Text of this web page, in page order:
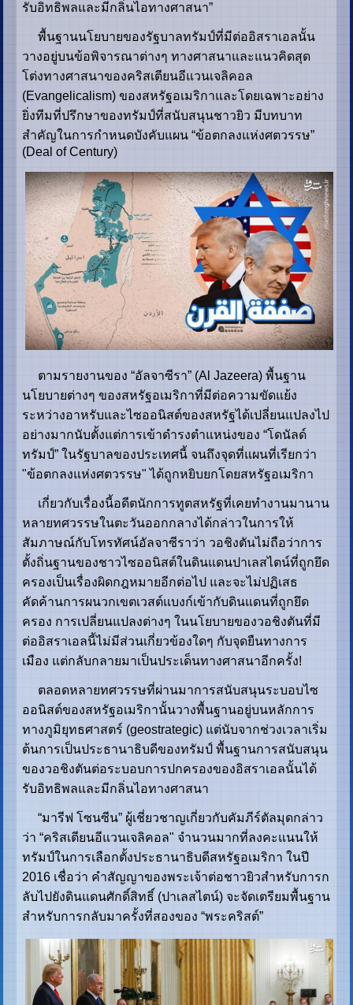
รับอิทธิพลและมีกลิ่นไอทางศาสนา”
พื้นฐานนโยบายของรัฐบาลทรัมป์ที่มีต่ออิสราเอลนั้น
วางอยู่บนข้อพิจารณาต่างๆ ทางศาสนาและแนวคิดสุด
โต่งทางศาสนาของคริสเตียนอีแวนเจลิคอล
(Evangelicalism) ของสหรัฐอเมริกาและโดยเฉพาะอย่าง
ยิ่งทีมที่ปรึกษาของทรัมป์ที่สนับสนุนชาวยิว มีบทบาท
สำคัญในการกำหนดบังคับแผน “ข้อตกลงแห่งศตวรรษ”
(Deal of Century)
ตามรายงานของ “อัลจาซีรา” (Al Jazeera) พื้นฐาน
นโยบายต่างๆ ของสหรัฐอเมริกาที่มีต่อความขัดแย้ง
ระหว่างอาหรับและไซออนิสต์ของสหรัฐได้เปลี่ยนแปลงไป
อย่างมากนับตั้งแต่การเข้าดำรงตำแหน่งของ “โดนัลด์
ทรัมป์” ในรัฐบาลของประเทศนี้ จนถึงจุดที่แผนที่เรียกว่า
"ข้อตกลงแห่งศตวรรษ" ได้ถูกหยิบยกโดยสหรัฐอเมริกา
เกี่ยวกับเรื่องนี้อดีตนักการทูตสหรัฐที่เคยทำงานมานาน
หลายทศวรรษในตะวันออกกลางได้กล่าวในการให้
สัมภาษณ์กับโทรทัศน์อัลจาซีราว่า วอชิงตันไม่ถือว่าการ
ตั้งถิ่นฐานของชาวไซออนิสต์ในดินแดนปาเลสไตน์ที่ถูกยึด
ครองเป็นเรื่องผิดกฎหมายอีกต่อไป และจะไม่ปฏิเสธ
คัดค้านการผนวกเขตเวสต์แบงก์เข้ากับดินแดนที่ถูกยึด
ครอง การเปลี่ยนแปลงต่างๆ ในนโยบายของวอชิงตันที่มี
ต่ออิสราเอลนี้ไม่มีส่วนเกี่ยวข้องใดๆ กับจุดยืนทางการ
เมือง แต่กลับกลายมาเป็นประเด็นทางศาสนาอีกครั้ง!
ตลอดหลายทศวรรษที่ผ่านมาการสนับสนุนระบอบไซ
ออนิสต์ของสหรัฐอเมริกานั้นวางพื้นฐานอยู่บนหลักการ
ทางภูมิยุทธศาสตร์ (geostrategic) แต่นับจากช่วงเวลาเริ่ม
ต้นการเป็นประธานาธิบดีของทรัมป์ พื้นฐานการสนับสนุน
ของวอชิงตันต่อระบอบการปกครองของอิสราเอลนั้นได้
รับอิทธิพลและมีกลิ่นไอทางศาสนา
“มารีฟ โซนซีน” ผู้เชี่ยวชาญเกี่ยวกับคัมภีร์ตัลมุดกล่าว
ว่า “คริสเตียนอีแวนเจลิคอล" จำนวนมากที่ลงคะแนนให้
ทรัมป์ในการเลือกตั้งประธานาธิบดีสหรัฐอเมริกา ในปี
2016 เชื่อว่า คำสัญญาของพระเจ้าต่อชาวยิวสำหรับการก
ลับไปยังดินแดนศักดิ์สิทธิ์ (ปาเลสไตน์) จะจัดเตรียมพื้นฐาน
สำหรับการกลับมาครั้งที่สองของ “พระคริสต์”